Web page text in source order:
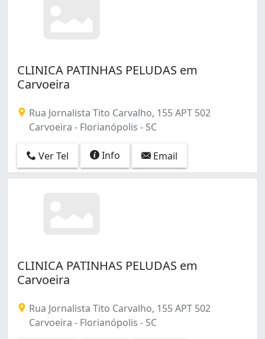
CLINICA PATINHAS PELUDAS em
Carvoeira
Rua Jornalista Tito Carvalho, 155 APT 502
Carvoeira - Florianópolis - SC
Ver Tel Info Email
CLINICA PATINHAS PELUDAS em
Carvoeira
Rua Jornalista Tito Carvalho, 155 APT 502
Carvoeira - Florianópolis - SC